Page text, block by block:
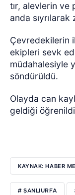
tır, alevlerin ve
anda
Çevredekilerin
ekipleri sevk
müdahalesiyle
söndürüldü.
Olayda can
geldiği
KAYNAK: HABER
# ŞANLIURFA